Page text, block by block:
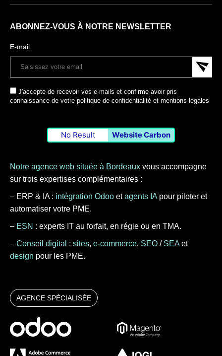
Notre agence web située à Bordeaux vous accompagne
sur trois expertises complémentaires :
– ERP & IA : intégration Odoo etagents IA pour piloter et
automatiser votre PME.
– ESN : experts IT au forfait, en régie ou en TMA.
– Conseil digital : sites, e-commerce, SEO / SEA et
design pour les PME.
AGENCE SPÉCIALISÉE
ABONNEZ-VOUS À NOTRE NEWSLETTER
E-mail
J'accepte de recevoir vos e-mails et confirme avoir pris
connaissance de votre politique de confidentialité et mentions légales
No Result Website Carbon